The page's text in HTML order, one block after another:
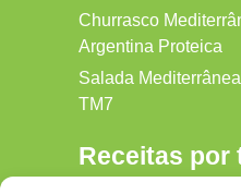
Churrasco
Argentina Proteica
Salada
TM7
Receitas por